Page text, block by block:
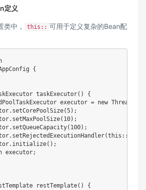
定义
中， this:: 可用于定义复杂的Bean配
{
taskExecutor( )
{
executor = new
. setCorePoolSize(5) ;
. setMaxPoolSize( 10) ;
. setQueueCapacity( 100) ;
. setRejectedExecutionHandler(this ::
. initialize( ) ;
executor;
restTemplate( )
{